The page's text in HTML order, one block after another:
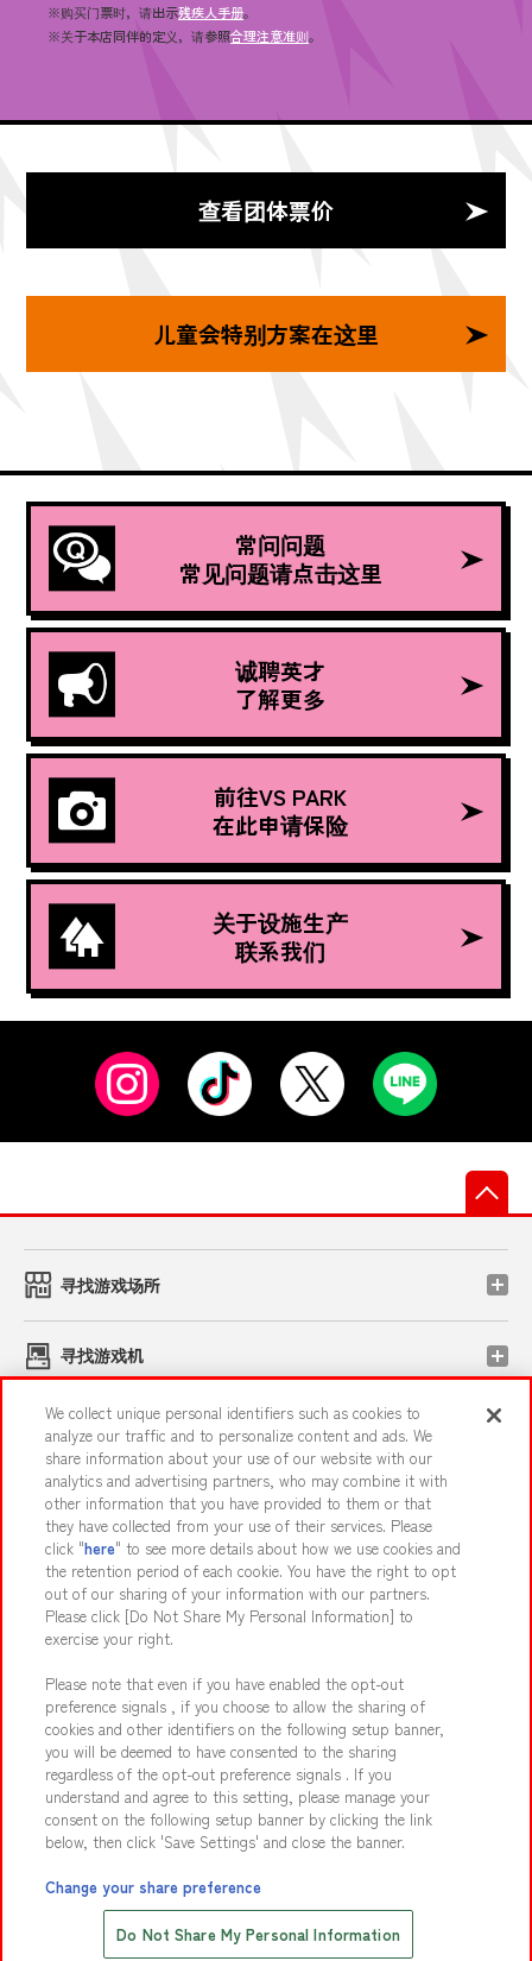
※购买门票时，请出示残疾人手册。
※关于本店同伴的定义，请参照合理注意准则。
查看团体票价
儿童会特别方案在这里
常问问题
常见问题请点击这里
诚聘英才
了解更多
前往VS PARK
在此申请保险
关于设施生产
联系我们
线上优惠票热卖中
寻找游戏场所
寻找游戏机
玩智能手机·PC
事件活动
附属公司 可持续性 网站策略 隐私政策
Web可访问性策略和验证结果
客户骚扰应对政策 常见问题・联系我们
©Bandai Namco Amusement Inc.
©Bandai Namco Amusement Lab Inc.
©HANAYASHIKI Co., Ltd. All Rights Reserved.
We collect unique personal identifiers such as cookies to
analyze our traffic and to personalize content and ads. We
share information about your use of our website with our
analytics and advertising partners, who may combine it with
other information that you have provided to them or that
they have collected from your use of their services. Please
click "here" to see more details about how we use cookies and
the retention period of each cookie. You have the right to opt
out of our sharing of your information with our partners.
Please click [Do Not Share My Personal Information] to
exercise your right.
Please note that even if you have enabled the opt-out
preference signals , if you choose to allow the sharing of
cookies and other identifiers on the following setup banner,
you will be deemed to have consented to the sharing
regardless of the opt-out preference signals . If you
understand and agree to this setting, please manage your
consent on the following setup banner by clicking the link
below, then click 'Save Settings' and close the banner.
Change your share preference
Do Not Share My Personal Information